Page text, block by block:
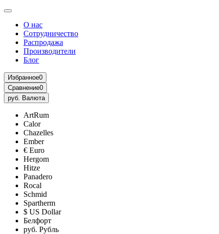
О нас
Сотрудничество
Распродажа
Производители
Блог
Избранное0
Сравнение0
руб. Валюта
ArtRum
Calor
Chazelles
Ember
€ Euro
Hergom
Hitze
Panadero
Rocal
Schmid
Spartherm
$ US Dollar
Белфорт
руб. Рубль